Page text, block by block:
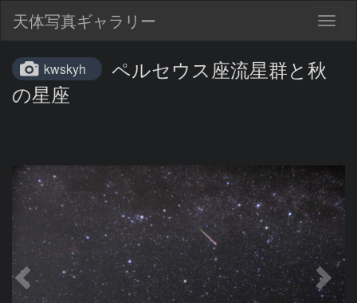
天体写真ギャラリー
kwskyh
ペルセウス座流星群と秋
の星座